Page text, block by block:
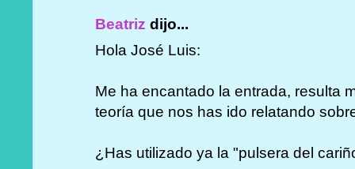
Beatriz dijo...
Hola José Luis:
Me ha encantado la entrada, resulta
teoría que nos has ido relatando
¿Has utilizado ya la "pulsera del